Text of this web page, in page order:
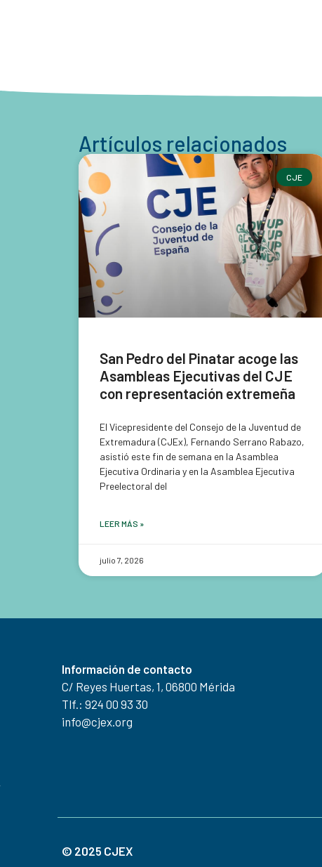
Artículos relacionados
CJE
San Pedro del Pinatar acoge las
Asambleas Ejecutivas del CJE
con representación extremeña
El Vicepresidente del Consejo de la Juventud de
Extremadura (CJEx), Fernando Serrano Rabazo,
asistió este fin de semana en la Asamblea
Ejecutiva Ordinaria y en la Asamblea Ejecutiva
Preelectoral del
LEER MÁS »
julio 7, 2026
Información de contacto
C/ Reyes Huertas, 1, 06800 Mérida
Tlf.: 924 00 93 30
info@cjex.org
© 2025 CJEX